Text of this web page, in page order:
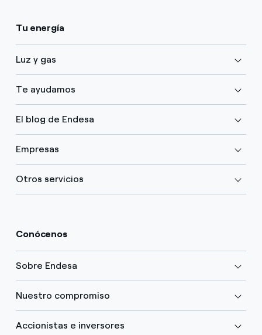
Tu energía
Luz y gas
Te ayudamos
El blog de Endesa
Empresas
Otros servicios
Conócenos
Sobre Endesa
Nuestro compromiso
Accionistas e inversores